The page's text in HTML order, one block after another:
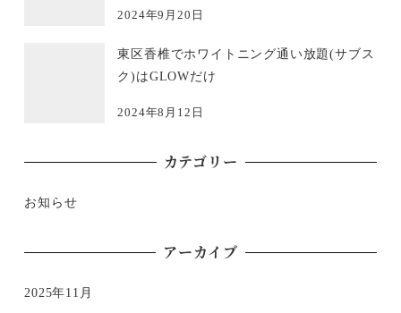
2024年9月20日
東区香椎でホワイトニング通い放題(サブス
ク)はGLOWだけ
2024年8月12日
カテゴリー
お知らせ
アーカイブ
2025年11月